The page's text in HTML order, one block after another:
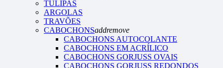
TULIPAS
ARGOLAS
TRAVÕES
CABOCHONSaddremove
CABOCHONS AUTOCOLANTE
CABOCHONS EM ACRÍLICO
CABOCHONS GORJUSS OVAIS
CABOCHONS GORJUSS REDONDOS